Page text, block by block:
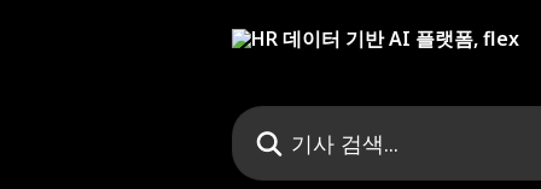
기사 검색...